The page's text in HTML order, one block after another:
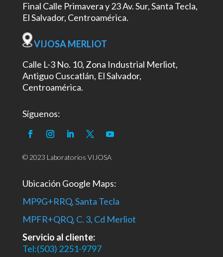
Final Calle Primavera y 23 Av. Sur, Santa Tecla,
El Salvador, Centroamérica.
VIJOSA MERLIOT
Calle L-3 No. 10, Zona Industrial Merliot,
Antiguo Cuscatlán, El Salvador,
Centroamérica.
Síguenos:
© 2023 Laboratorios VIJOSA
Ubicación Google Maps:
MP9G+RRQ, Santa Tecla
MPFR+QRQ, C. 3, Cd Merliot
Servicio al cliente:
Tel:(503) 2251-9797